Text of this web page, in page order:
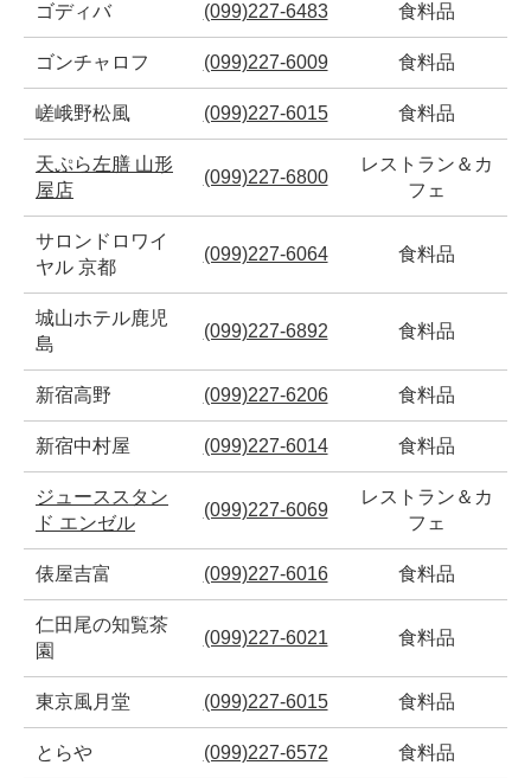
ゴディバ (099)227-6483 食料品
ゴンチャロフ (099)227-6009 食料品
嵯峨野松風 (099)227-6015 食料品
天ぷら左膳 山形
屋店
(099)227-6800
レストラン＆カ
フェ
サロンドロワイ
ヤル 京都
(099)227-6064 食料品
城山ホテル鹿児
島
(099)227-6892 食料品
新宿高野 (099)227-6206 食料品
新宿中村屋 (099)227-6014 食料品
ジューススタン
ド エンゼル
(099)227-6069
レストラン＆カ
フェ
俵屋吉富 (099)227-6016 食料品
仁田尾の知覧茶
園
(099)227-6021 食料品
東京風月堂 (099)227-6015 食料品
とらや (099)227-6572 食料品